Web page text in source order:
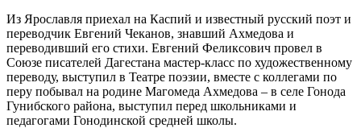
Из Ярославля приехал на Каспий и известный русский поэт и
переводчик Евгений Чеканов, знавший Ахмедова и
переводивший его стихи. Евгений Феликсович провел в
Союзе писателей Дагестана мастер-класс по художественному
переводу, выступил в Театре поэзии, вместе с коллегами по
перу побывал на родине Магомеда Ахмедова – в селе Гонода
Гунибского района, выступил перед школьниками и
педагогами Гонодинской средней школы.